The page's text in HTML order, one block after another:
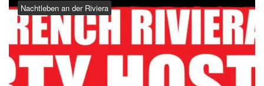
Nachtleben an der Riviera